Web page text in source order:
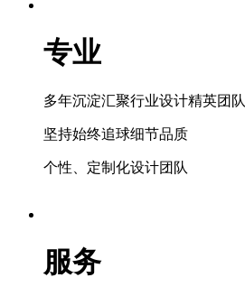
专业
多年沉淀汇聚行业设计精英团队
坚持始终追球细节品质
个性、定制化设计团队
服务